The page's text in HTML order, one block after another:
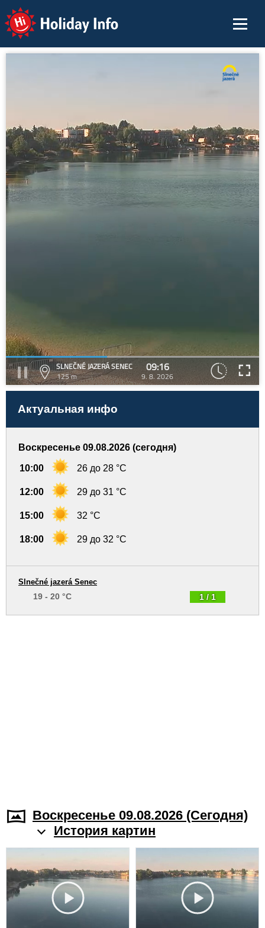
Holiday Info
SLNEČNÉ JAZERÁ SENEC
125 m
09:16
9. 8. 2026
Актуальная инфо
Воскресенье 09.08.2026 (сегодня)
10:00 26 до 28 °C
12:00 29 до 31 °C
15:00 32 °C
18:00 29 до 32 °C
1 / 1
Slnečné jazerá Senec
19 - 20 °C
Воскресенье 09.08.2026 (Cегодня)
История картин